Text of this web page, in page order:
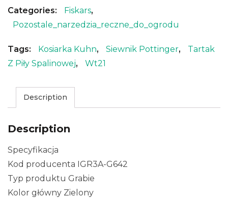
Categories: Fiskars,
Pozostale_narzedzia_reczne_do_ogrodu
Tags: Kosiarka Kuhn, Siewnik Pottinger,
Tartak
Z Piły Spalinowej, Wt21
Description
Description
Specyfikacja
Kod producenta IGR3A-G642
Typ produktu Grabie
Kolor główny Zielony